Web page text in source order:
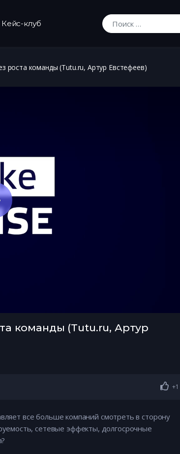
Кейс-клуб
Искать:
роста команды (Tutu.ru, Артур Евстефеев)
команды (Tutu.ru, Артур
+1
все больше компаний смотреть в сторону
сетевые эффекты, долгосрочные